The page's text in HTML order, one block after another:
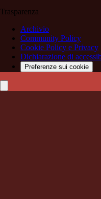
Trasparenza
Archivio
Community Policy
Cookie Policy e Privacy
Dichiarazione di
Preferenze sui cookie